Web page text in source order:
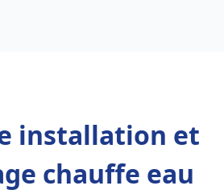
installation et
chauffe eau